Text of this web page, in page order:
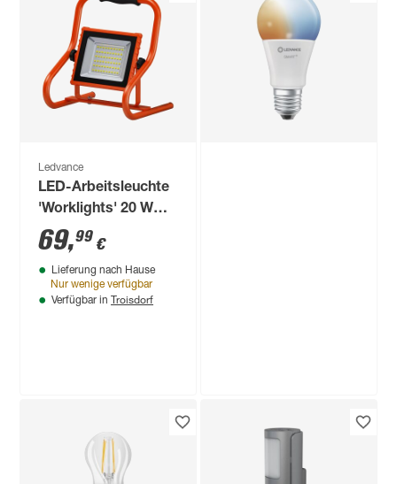
LED-Leuchtmittel
'SMART WiFi CLP'
dimmbar Tropfen
matt E14 4,9 W 470
lm warmweiß bis
tageslichtweiß
12,99 €
Ledvance
LED-Arbeitsleuchte
'Worklights' 20 W
1600 lm kaltweiß IP
44
69,99 €
Lieferung nach Hause
Nur wenige verfügbar
Verfügbar in Troisdorf
LED-Leuchtmittel
'SMART Wifi CLA'